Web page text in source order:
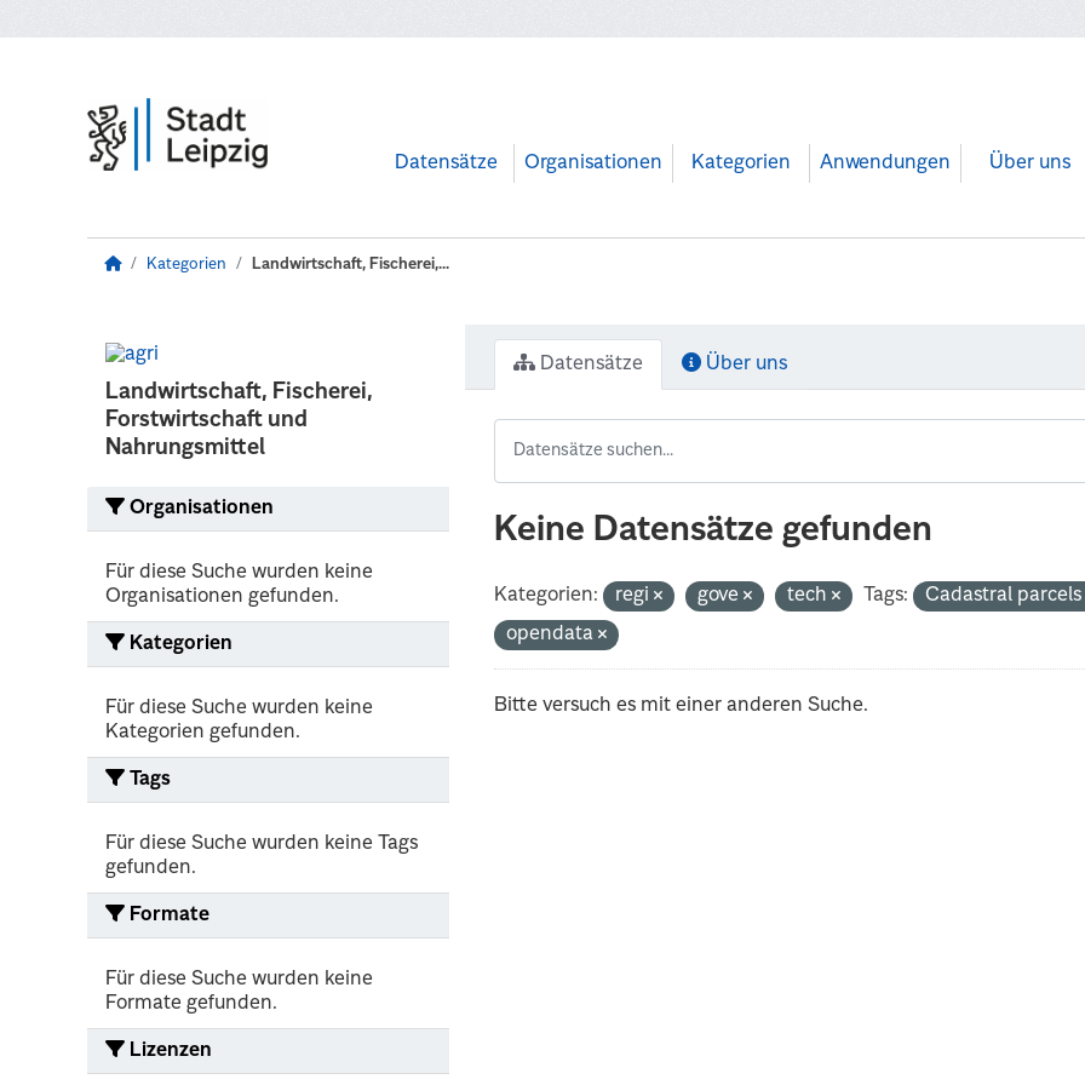
Datensätze Organisationen Kategorien Anwendungen Über uns
Kategorien Landwirtschaft, Fischerei,...
Landwirtschaft, Fischerei,
Forstwirtschaft und
Nahrungsmittel
Organisationen
Für diese Suche wurden keine
Organisationen gefunden.
Kategorien
Für diese Suche wurden keine
Kategorien gefunden.
Tags
Für diese Suche wurden keine Tags
gefunden.
Formate
Für diese Suche wurden keine
Formate gefunden.
Lizenzen
Datensätze Über uns
Keine Datensätze gefunden
Kategorien: regi gove tech Tags:
Cadastral
opendata
Bitte versuch es mit einer anderen Suche.